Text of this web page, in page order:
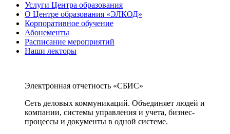
Услуги Центра образования
О Центре образования «ЭЛКОД»
Корпоративное обучение
Абонементы
Расписание мероприятий
Наши лекторы
Электронная отчетность «СБИС»
Сеть деловых коммуникаций. Объединяет людей и
компании, системы управления и учета, бизнес-
процессы и документы в одной системе.